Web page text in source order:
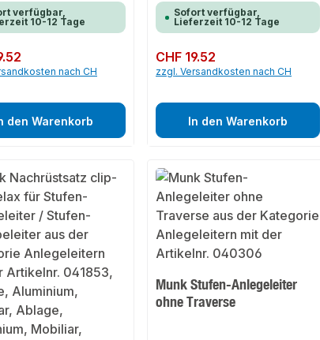
verfügbar,
10-12 Tage
nach CH
den Warenkorb
Sofort verfügbar,
Lieferzeit 10-12 Tage
Regulärer Preis:
CHF 19.52
zzgl. Versandkosten nach CH
In den Warenkorb
Munk Stufen-Anlegeleiter
ohne Traverse